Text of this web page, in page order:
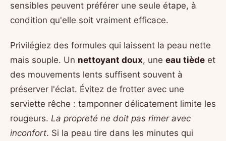
sensibles peuvent préférer une seule étape, à
condition qu'elle soit vraiment efficace.
Privilégiez des formules qui laissent la peau nette
mais souple. Un nettoyant doux, une eau tiède et
des mouvements lents suffisent souvent à
préserver l'éclat. Évitez de frotter avec une
serviette rêche : tamponner délicatement limite les
rougeurs. La propreté ne doit pas rimer avec
inconfort. Si la peau tire dans les minutes qui